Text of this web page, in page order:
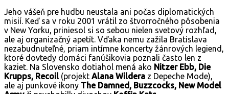
Jeho vášeň pre hudbu neustala ani počas diplomatických
misií. Keď sa v roku 2001 vrátil zo štvorročného pôsobenia
v New Yorku, priniesol si so sebou nielen svetový rozhľad,
ale aj organizačný apetít. Vďaka nemu zažila Bratislava
nezabudnuteľné, priam intímne koncerty žánrových legiend,
ktoré dovtedy domáci fanúšikovia poznali často len z
kaziet. Na Slovensko dotiahol mená ako Nitzer Ebb, Die
Krupps, Recoil (projekt Alana Wildera z Depeche Mode),
ale aj punkové ikony The Damned, Buzzcocks, New Model